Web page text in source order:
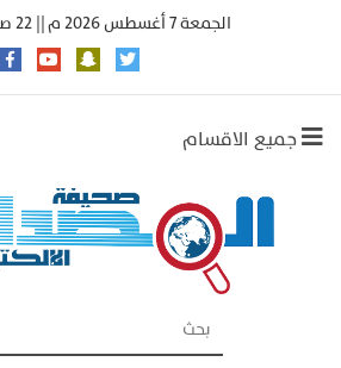
الجمعة 7 أغسطس 2026 م || 22 صفر 1448هـ ||
جميع الاقسام